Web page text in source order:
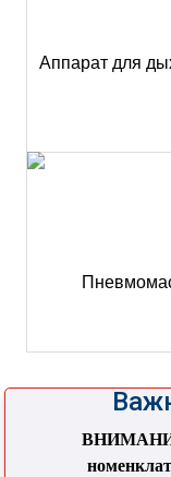
Аппарат для
ВНИМАНИЕ